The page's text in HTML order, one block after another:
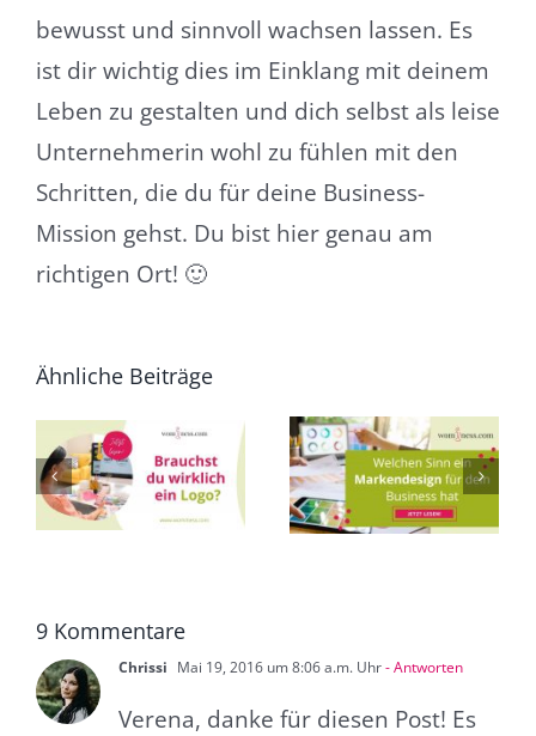
bewusst und sinnvoll wachsen lassen. Es
ist dir wichtig dies im Einklang mit deinem
Leben zu gestalten und dich selbst als leise
Unternehmerin wohl zu fühlen mit den
Schritten, die du für deine Business-
Mission gehst. Du bist hier genau am
richtigen Ort! 🙂
Ähnliche Beiträge
Welchen Sinn ein
Markendesign für
dein Business hat
als Introvertierte
10 nützliche
Gründe eine
Marke für dein
Business
aufzubauen als
9 Kommentare
Chrissi Mai 19, 2016 um 8:06 a.m. Uhr- Antworten
Verena, danke für diesen Post! Es